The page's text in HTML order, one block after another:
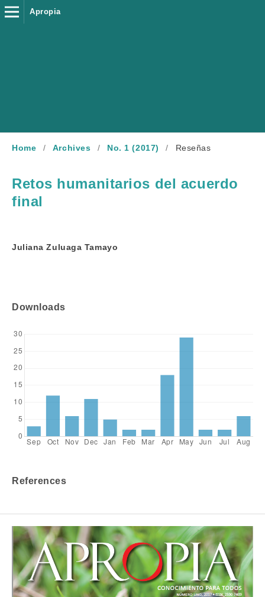
Apropia
Home / Archives / No. 1 (2017) / Reseñas
Retos humanitarios del acuerdo
final
Juliana Zuluaga Tamayo
Downloads
References